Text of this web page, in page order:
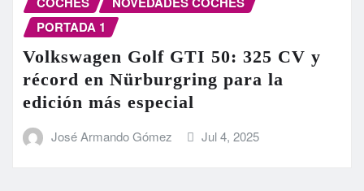
PORTADA 1
Volkswagen Golf GTI 50: 325 CV y
récord en Nürburgring para la
edición más especial
José Armando Gómez Jul 4, 2025